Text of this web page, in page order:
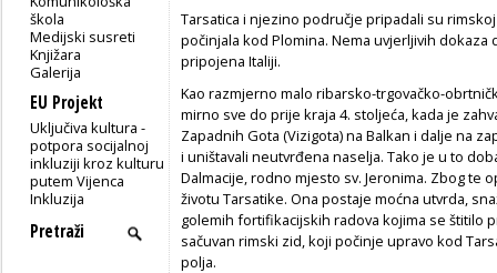
škola
Medijski susreti
Knjižara
Galerija
EU Projekt
Uključiva kultura -
potpora socijalnoj
inkluziji kroz kulturu
putem Vijenca
Inkluzija
Tarsatica i njezino područje pripadali su
počinjala kod Plomina. Nema uvjerljivih dokaza
pripojena Italiji.
Kao razmjerno malo ribarsko-trgovačko-
mirno sve do prije kraja 4. stoljeća, kada je
Zapadnih Gota (Vizigota) na Balkan i dalje na
i uništavali neutvrđena naselja. Tako je u to
Dalmacije, rodno mjesto sv. Jeronima. Zbog te
životu Tarsatike. Ona postaje moćna utvrda,
golemih fortifikacijskih radova kojima se štitilo
sačuvan rimski zid, koji počinje upravo kod
polja.